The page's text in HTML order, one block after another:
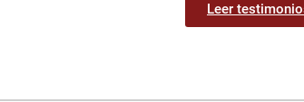
Leer